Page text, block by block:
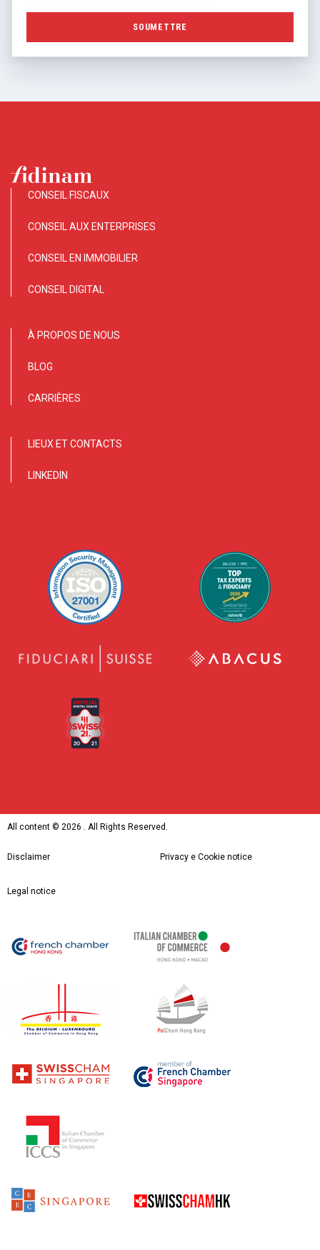
CONSEIL FISCAUX
CONSEIL AUX ENTERPRISES
CONSEIL EN IMMOBILIER
CONSEIL DIGITAL
À PROPOS DE NOUS
BLOG
CARRIÈRES
LIEUX ET CONTACTS
LINKEDIN
All content © 2026 . All Rights Reserved.
Disclaimer Privacy e Cookie notice
Legal notice